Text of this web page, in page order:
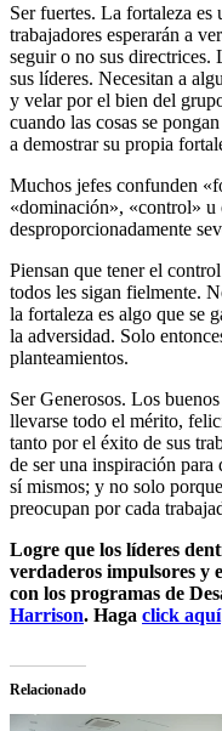
Ser fuertes. La fortaleza
trabajadores esperarán a
seguir o no sus directrices.
sus líderes. Necesitan a
y velar por el bien del
cuando las cosas se
a demostrar su propia
Muchos jefes confunden
«dominación», «control» u
desproporcionadamente
Piensan que tener el
todos les sigan fielmente.
la fortaleza es algo que se
la adversidad. Solo
planteamientos.
Ser Generosos. Los
llevarse todo el mérito,
tanto por el éxito de sus
de ser una inspiración para
sí mismos; y no solo
preocupan por cada
Logre que los líderes
verdaderos impulsores y
con los programas de
Harrison. Haga click aquí
Relacionado